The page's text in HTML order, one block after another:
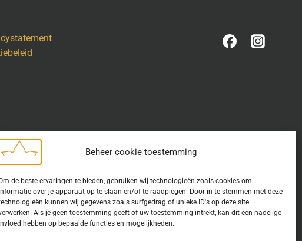
Beheer cookie toestemming
de beste ervaringen te bieden, gebruiken wij technologieën zoals cookies om
over je apparaat op te slaan en/of te raadplegen. Door in te stemmen met deze
kunnen wij gegevens zoals surfgedrag of unieke ID's op deze site
Als je geen toestemming geeft of uw toestemming intrekt, kan dit een nadelige
hebben op bepaalde functies en mogelijkheden.
toestemming is verleend. Indien u op deze site een publicatie van